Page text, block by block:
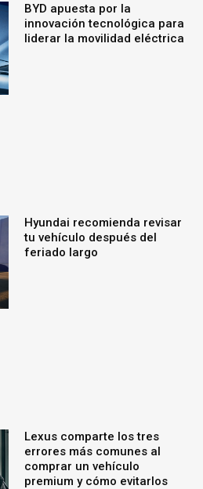
BYD apuesta por la
innovación tecnológica para
liderar la movilidad eléctrica
Hyundai recomienda revisar
tu vehículo después del
feriado largo
Lexus comparte los tres
errores más comunes al
comprar un vehículo
premium y cómo evitarlos